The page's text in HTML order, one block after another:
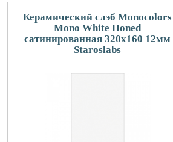
Керамический слэб Monocolors
Mono White Honed
сатинированная 320x160 12мм
Staroslabs